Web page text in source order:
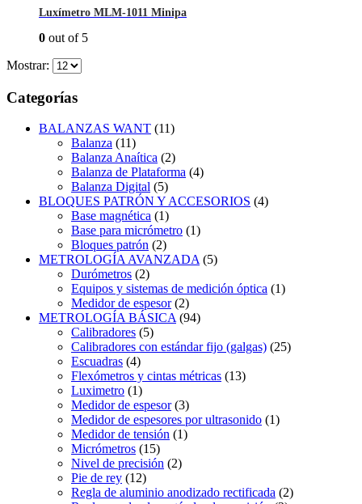
Luxímetro MLM-1011 Minipa
0 out of 5
Mostrar:
Categorías
BALANZAS WANT (11)
Balanza (11)
Balanza Anaítica (2)
Balanza de Plataforma (4)
Balanza Digital (5)
BLOQUES PATRÓN Y ACCESORIOS (4)
Base magnética (1)
Base para micrómetro (1)
Bloques patrón (2)
METROLOGÍA AVANZADA (5)
Durómetros (2)
Equipos y sistemas de medición óptica (1)
Medidor de espesor (2)
METROLOGÍA BÁSICA (94)
Calibradores (5)
Calibradores con estándar fijo (galgas) (25)
Escuadras (4)
Flexómetros y cintas métricas (13)
Luximetro (1)
Medidor de espesor (3)
Medidor de espesores por ultrasonido (1)
Medidor de tensión (1)
Micrómetros (15)
Nivel de precisión (2)
Pie de rey (12)
Regla de aluminio anodizado rectificada (2)